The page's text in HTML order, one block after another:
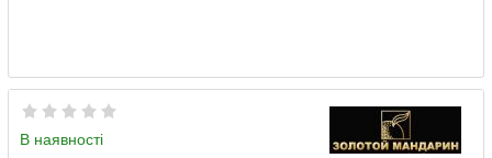
В наявності